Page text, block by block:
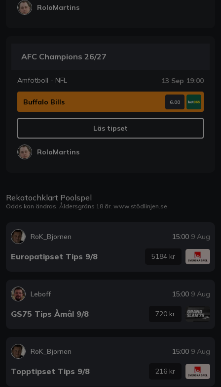
RoloMartins
AFC Champions 26/27
Amfotboll - NFL 13 Sep 19:00
Buffalo Bills 6.00
Läs tipset
RoloMartins
Rekatochklart Poolspel
Odds kan ändras. Åldersgräns 18 år. www.stödlinjen.se
RoK_Bjornen 15:00 9 Aug
Europatipset Tips 9/8 5184 kr
Leboff 15:00 9 Aug
GS75 Tips Åmål 9/8 720 kr
RoK_Bjornen 15:00 9 Aug
Topptipset Tips 9/8 216 kr